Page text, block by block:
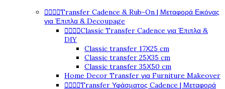
Transfer Cadence & Rub-On | Μεταφορά Εικόνας
για Έπιπλα & Decoupage
Classic Transfer Cadence για Έπιπλα &
DIY
Classic transfer 17Χ25 cm
Classic transfer 25Χ35 cm
Classic transfer 35Χ50 cm
Home Decor Transfer για Furniture Makeover
Transfer Υφάσματος Cadence | Μεταφορά